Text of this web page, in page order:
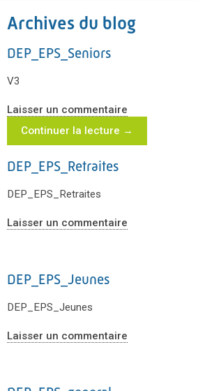
Archives du blog
DEP_EPS_Seniors
V3
Continuer la lecture →
Laisser un commentaire
DEP_EPS_Retraites
DEP_EPS_Retraites
Laisser un commentaire
DEP_EPS_Jeunes
DEP_EPS_Jeunes
Laisser un commentaire